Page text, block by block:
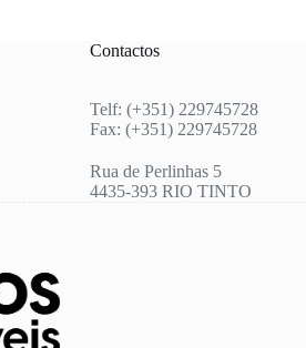
Contactos
Telf: (+351) 229745728
Fax: (+351) 229745728
Rua de Perlinhas 5
4435-393 RIO TINTO